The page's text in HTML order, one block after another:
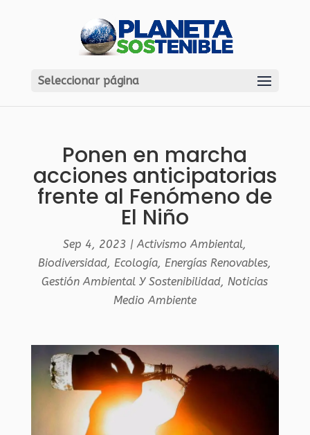
Seleccionar página
Ponen en marcha
acciones anticipatorias
frente al Fenómeno de
El Niño
Sep 4, 2023 |Activismo Ambiental,
Biodiversidad,Ecología,Energías Renovables,
Gestión Ambiental Y Sostenibilidad,Noticias
Medio Ambiente